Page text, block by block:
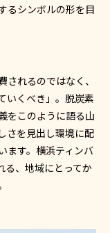
るシンボルの形を目
されるのではなく、
いくべき」。脱炭素
をこのように語る山
さを見出し環境に配
ます。横浜ティンバ
る、地域にとってか